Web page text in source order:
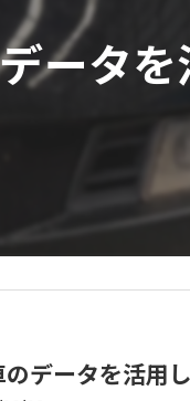
ータ
データを活用